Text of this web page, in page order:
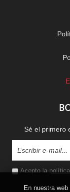
Sé el primero
Acepto la
En nuestra